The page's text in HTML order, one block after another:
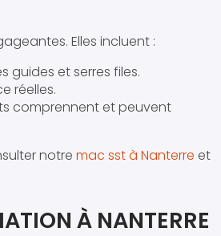
Elles incluent :
guides et serres files.
réelles.
comprennent et peuvent
notre mac sst à Nanterre et
À NANTERRE